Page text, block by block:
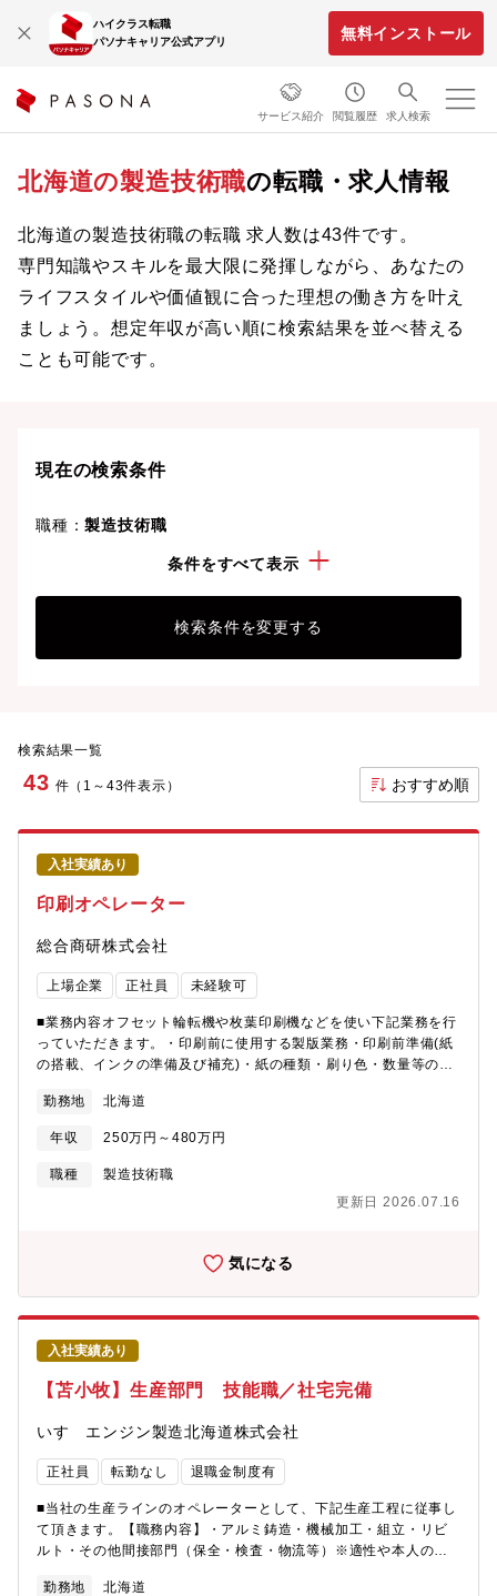
ハイクラス転職
パソナキャリア公式アプリ
無料インストール
サービス紹介 閲覧履歴 求人検索
北海道の製造技術職の転職・求人情報
北海道の製造技術職の転職 求人数は43件です。
専門知識やスキルを最大限に発揮しながら、あなたの
ライフスタイルや価値観に合った理想の働き方を叶え
ましょう。想定年収が高い順に検索結果を並べ替える
ことも可能です。
現在の検索条件
職種：製造技術職
条件をすべて表示
検索条件を変更する
検索結果一覧
43 件（1～43件表示） おすすめ順
入社実績あり
印刷オペレーター
総合商研株式会社
上場企業 正社員 未経験可
■業務内容オフセット輪転機や枚葉印刷機などを使い下記業務を行
っていただきます。・印刷前に使用する製版業務・印刷前準備(紙
の搭載、インクの準備及び補充)・紙の種類・刷り色・数量等の確
搬、資材管理など
勤務地 北海道
年収 250万円～480万円
職種
製造技術職
更新日 2026.07.16
気になる
入社実績あり
【苫小牧】生産部門 技能職／社宅完備
いすゞエンジン製造北海道株式会社
正社員 転勤なし 退職金制度有
■当社の生産ラインのオペレーターとして、下記生産工程に従事し
て頂きます。【職務内容】・アルミ鋳造・機械加工・組立・リビ
ルト・その他間接部門（保全・検査・物流等）※適性や本人の希
勤務地
北海道